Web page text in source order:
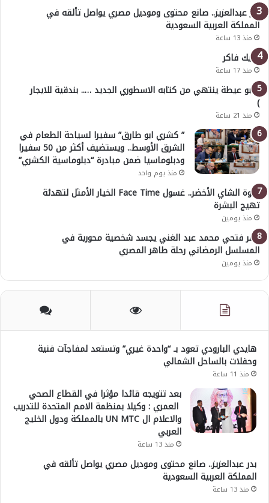
بدر عبدالعزيز.. صانع محتوى وموديل مصري يواصل تألقه في
المملكة العربية السعودية
منذ 13 ساعة
خليك فاكر
منذ 17 ساعة
( أبو عيطة ينتهي من كتابه الاسطوري الجديد ….. بندقية للايجار
)
منذ 21 ساعة
” كشري ابو طارق” سفيرا لسياحة الطعام في
الشرق الأوسط.. ويستضيف أكثر من 50 سفيرا
ودبلوماسيا ضمن مبادرة “دبلوماسية الكشري”
منذ يوم واحد
قوة الشاي الأخضر.. غسول Face Time الخيار الأمثل لتهدئة
تهيج البشرة
منذ يومين
عمر فتحي محمد عبد الغني يجسد شخصية محورية في
المسلسل الرمضاني رحلة طاهر المصري
منذ يومين
هايدي البارودي تعود بـ “واحدة غيري” وتستعد لمفاجآت فنية
وحفلات بالساحل الشمالي
منذ 11 ساعة
بعد تتويجه قائدا مؤثرا في القطاع الصحي
العمري : وكيلا بمنظمة الامم المتحدة للتدريب
والاعلام ال UN MTC بالمملكة ودول الخليج
العربي
منذ 13 ساعة
بدر عبدالعزيز.. صانع محتوى وموديل مصري يواصل تألقه في
المملكة العربية السعودية
منذ 13 ساعة